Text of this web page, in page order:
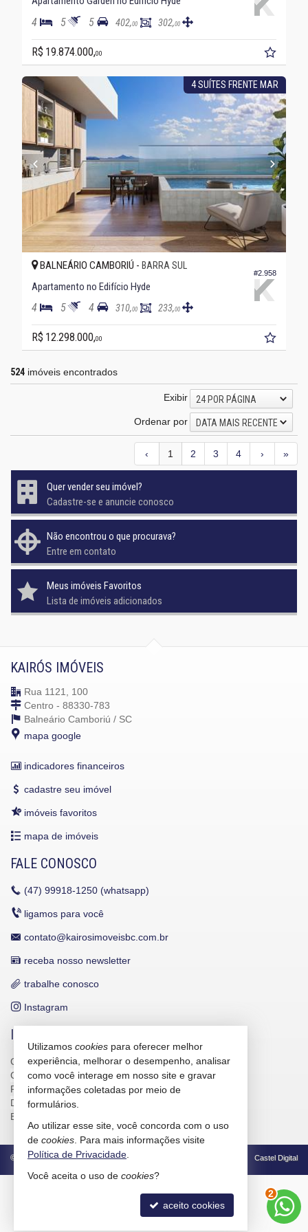
4 5 5 402,00 302,00
R$ 19.874.000,00
4 SUÍTES FRENTE MAR
#2.958
BALNEÁRIO CAMBORIÚ - BARRA SUL
Apartamento no Edifício Hyde
4 5 4 310,00 233,00
R$ 12.298.000,00
524 imóveis encontrados
Exibir
24 POR PÁGINA
Ordenar por
DATA MAIS RECENTE
‹ 1 2 3 4 › »
Quer vender seu imóvel?
Cadastre-se e anuncie conosco
Não encontrou o que procurava?
Entre em contato
Meus imóveis Favoritos
Lista de imóveis adicionados
KAIRÓS IMÓVEIS
Rua 1121, 100
Centro - 88330-783
Balneário Camboriú / SC
mapa google
indicadores financeiros
cadastre seu imóvel
imóveis favoritos
mapa de imóveis
FALE CONOSCO
(47) 99918-1250 (whatsapp)
ligamos para você
contato@kairosimoveisbc.com.br
receba nosso newsletter
trabalhe conosco
Instagram
INDICADORES FINANCEIROS
CUB /SC
R$ 3.151,24
CUB /SC variação
0,95%
Poupança
0,6738%
Dólar Comercial
Euro
© 2026 CRECI/SC 4586-J Política de Privacidade Castel Digital
3
Utilizamos cookies para oferecer melhor
experiência, melhorar o desempenho, analisar
como você interage em nosso site e gravar
informações coletadas por meio de
formulários.
Ao utilizar esse site, você concorda com o uso
de cookies . Para mais informações visite
Política de Privacidade
Você aceita o uso de cookies?
aceito cookies